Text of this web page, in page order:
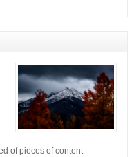
of pieces of content—